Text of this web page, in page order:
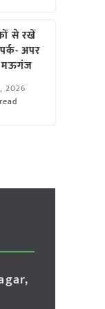
से रखें
अपर
मऊगंज
2026